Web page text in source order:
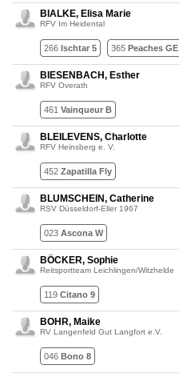
BIALKE, Elisa Marie
RFV Im Heidental
266 Ischtar 5 365 Peaches GE
BIESENBACH, Esther
RFV Overath
461 Vainqueur B
BLEILEVENS, Charlotte
RFV Heinsberg e. V.
452 Zapatilla Fly
BLUMSCHEIN, Catherine
RSV Düsseldorf-Eller 1967
023 Ascona W
BÖCKER, Sophie
Reitsportteam Leichlingen/Witzhelde
119 Citano 9
BOHR, Maike
RV Langenfeld Gut Langfort e.V.
046 Bono 8